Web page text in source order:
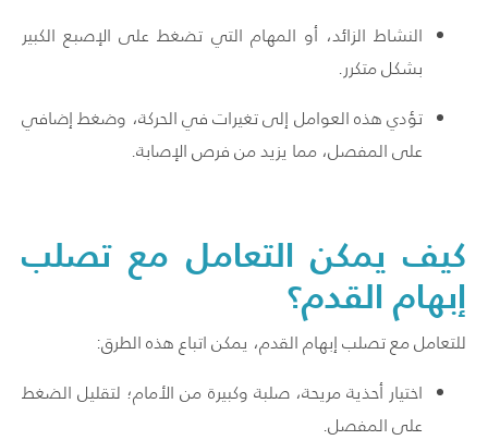
النشاط الزائد، أو المهام التي تضغط على الإصبع الكبير
بشكل متكرر.
تؤدي هذه العوامل إلى تغيرات في الحركة، وضغط إضافي
على المفصل، مما يزيد من فرص الإصابة.
كيف يمكن التعامل مع تصلب
إبهام القدم؟
للتعامل مع تصلب إبهام القدم، يمكن اتباع هذه الطرق:
اختيار أحذية مريحة، صلبة وكبيرة من الأمام؛ لتقليل الضغط
على المفصل.